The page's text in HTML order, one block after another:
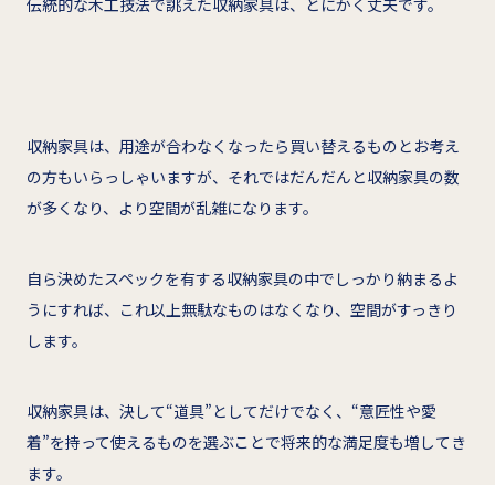
収納家具は、用途が合わなくなったら買い替えるものとお考え
の方もいらっしゃいますが、それではだんだんと収納家具の数
が多くなり、より空間が乱雑になります。
自ら決めたスペックを有する収納家具の中でしっかり納まるよ
うにすれば、これ以上無駄なものはなくなり、空間がすっきり
します。
収納家具は、決して“道具”としてだけでなく、“意匠性や愛
着”を持って使えるものを選ぶことで将来的な満足度も増してき
ます。